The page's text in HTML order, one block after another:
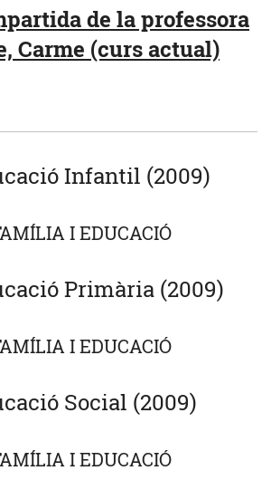
de la professora
Carme (curs actual)
Infantil (2009)
I EDUCACIÓ
Primària (2009)
I EDUCACIÓ
Social (2009)
I EDUCACIÓ